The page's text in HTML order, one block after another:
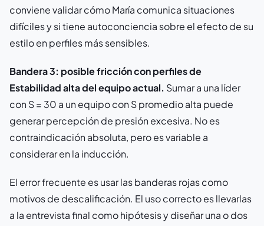
conviene validar cómo María comunica situaciones
difíciles y si tiene autoconciencia sobre el efecto de su
estilo en perfiles más sensibles.
Bandera 3: posible fricción con perfiles de
Estabilidad alta del equipo actual. Sumar a una líder
con S = 30 a un equipo con S promedio alta puede
generar percepción de presión excesiva. No es
contraindicación absoluta, pero es variable a
considerar en la inducción.
El error frecuente es usar las banderas rojas como
motivos de descalificación. El uso correcto es llevarlas
a la entrevista final como hipótesis y diseñar una o dos